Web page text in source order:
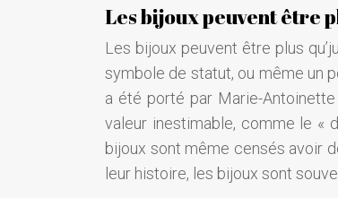
Les bijoux peuvent être
Les bijoux peuvent être plus
symbole de statut, ou même un
a été porté par Marie-
valeur inestimable, comme le «
bijoux sont même censés avoir
leur histoire, les bijoux sont